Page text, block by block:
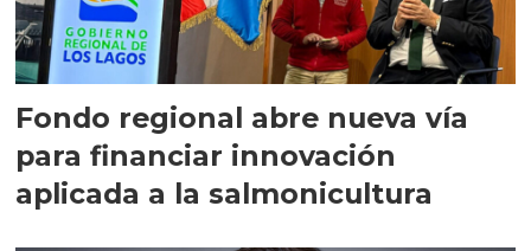
Fondo regional abre nueva vía
para financiar innovación
aplicada a la salmonicultura